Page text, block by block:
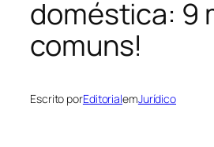
doméstica: 9
comuns!
Escrito porEditorialemJurídico